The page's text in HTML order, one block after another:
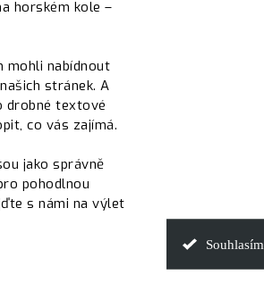
horském kole –
mohli nabídnout
stránek. A
drobné textové
co vás zajímá.
jako správně
pohodlnou
s námi na výlet
Souhlasím